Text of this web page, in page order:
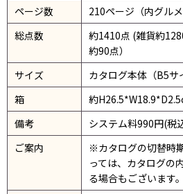
ページ数
210ページ（内グルメ
総点数
約1410点 (雑貨約
約90点）
サイズ
カタログ本体（B5サ
箱
約
備考
システム料990円(税
ご案内
※カタログの切替時
っては、カタログの
る場合もございます。